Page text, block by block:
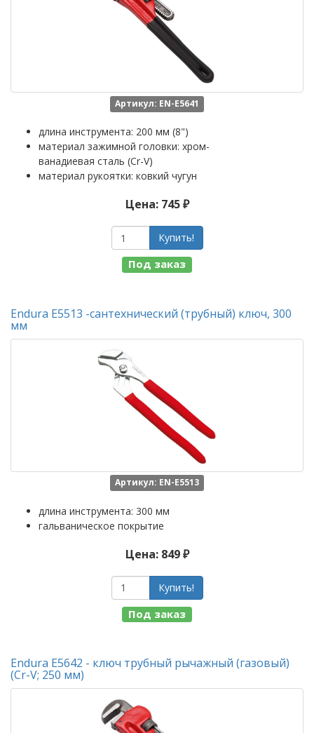
Артикул: EN-E5641
длина инструмента: 200 мм (8")
материал зажимной головки: хром-
ванадиевая сталь (Cr-V)
материал рукоятки: ковкий чугун
Цена: 745 ₽
Купить!
Под заказ
Endura E5513 -сантехнический (трубный) ключ, 300
мм
Артикул: EN-E5513
длина инструмента: 300 мм
гальваническое покрытие
Цена: 849 ₽
Купить!
Под заказ
Endura E5642 - ключ трубный рычажный (газовый)
(Cr-V; 250 мм)